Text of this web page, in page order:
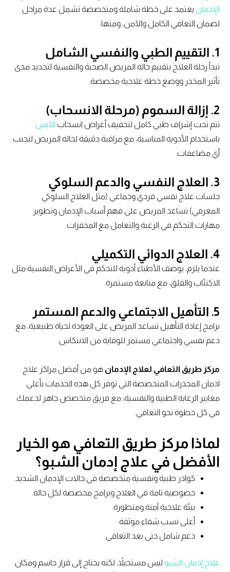
الإدمانيعتمد على خطة شاملة ومتخصصة تشمل عدة مراحل
لضمان التعافي الكامل والآمن، ومنها:
التقييم الطبي والنفسي الشامل
تبدأ رحلة العلاج بتقييم حالة المريض الصحية والنفسية لتحديد مدى
تأثير المخدر ووضع خطة علاجية مخصصة.
2. إزالة السموم (مرحلة الانسحاب)
تتم تحت إشراف طبي كامل لتخفيف أعراض انسحاب الآيس
باستخدام الأدوية المناسبة، مع مراقبة دقيقة لحالة المريض لتجنب
أي مضاعفات.
3. العلاج النفسي والدعم السلوكي
جلسات علاج نفسي فردي وجماعي (مثل العلاج السلوكي
المعرفي) تساعد المريض على فهم أسباب الإدمان وتطوير
مهارات التحكم في الرغبة والتعامل مع المحفزات.
4. العلاج الدوائي التكميلي
عندما يلزم، يوصف الأطباء أدوية للتحكم في الأعراض النفسية مثل
الاكتئاب والقلق، مع متابعة مستمرة.
5. التأهيل الاجتماعي والدعم المستمر
برامج إعادة التأهيل تساعد المريض على العودة لحياة طبيعية، مع
دعم نفسي واجتماعي مستمر للوقاية من الانتكاس.
مركز طريق التعافي لعلاج الإدمانهو من أفضل مراكز علاج
ادمان المخدرات المتخصصة التي توفر كل هذه الخدمات بأعلى
معايير الرعاية الطبية والنفسية، مع فريق متخصص جاهز لدعمك
في كل خطوة نحو التعافي.
لماذا مركز طريق التعافي هو الخيار
الأفضل في علاج إدمان الشبو؟
كوادر طبية ونفسية متخصصة في حالات الإدمان الشديد.
خصوصية تامة في العلاج وبرامج مخصصة لكل حالة.
بيئة علاجية آمنة ومتطورة.
أعلى نسب شفاء موثقة.
دعم شامل حتى بعد التعافي.
علاج إدمان الشبوليس مستحيلاً، لكنه يحتاج إلى قرار حاسم ومكان